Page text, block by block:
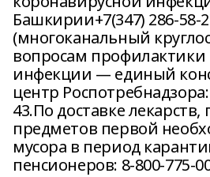
Башкирии+7(347) 286-58-
(многоканальный
вопросам профилактики
инфекции — единый
центр
43.По доставке лекарств,
предметов первой
мусора в период
пенсионеров: 8-800-775-